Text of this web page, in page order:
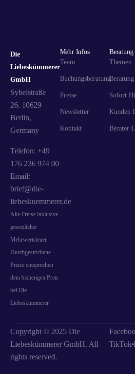
Die
Liebeskümmerer
GmbH
Sybelstraße
26, 10629
Berlin,
Germany
Telefon: +49
176 236 974 00
Email:
brief@die-
liebeskuemmerer.de
Alle Preise inklusive
gesetzlicher
Mehrwertsteuer.
Durchgestrichene
Preise entsprechen
dem bisherigen Preis
bei Die
Liebeskümmerer.
Mehr Infos
Team
Buchungsberatung
Preise
Newsletter
Kontakt
Beratung
Themen
Sofort
Kunden
Berater
Copyright © 2025 Die
Liebeskümmerer GmbH. All
rights reserved.
TikTok